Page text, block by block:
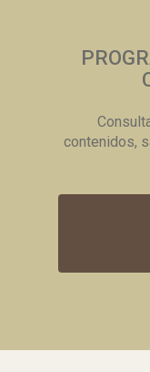
contenidos,